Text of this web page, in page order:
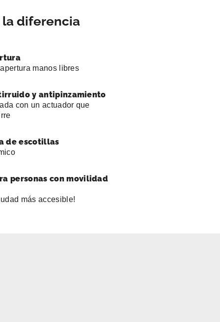
la diferencia
manos libres
y antipinzamiento
con un actuador que
de escotillas
personas con movilidad
más accesible!